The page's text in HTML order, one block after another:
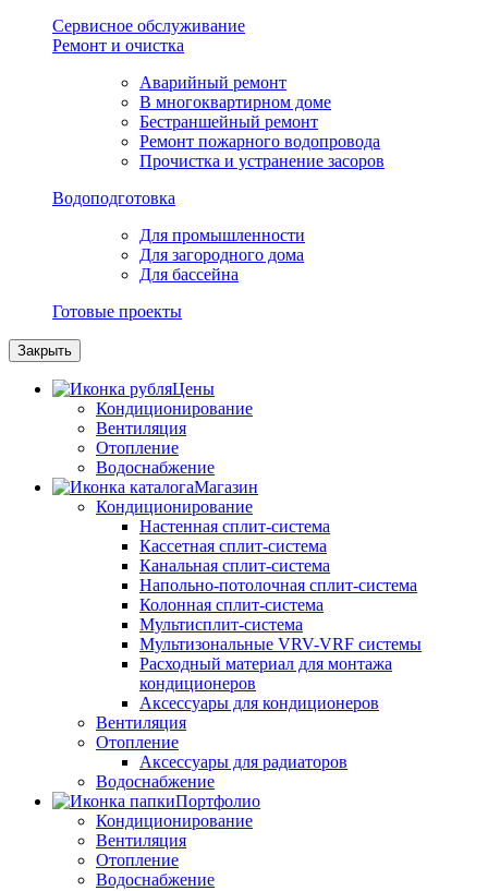
Сервисное обслуживание
Ремонт и очистка
Аварийный ремонт
В многоквартирном доме
Бестраншейный ремонт
Ремонт пожарного водопровода
Прочистка и устранение засоров
Водоподготовка
Для промышленности
Для загородного дома
Для бассейна
Готовые проекты
Закрыть
Цены
Кондиционирование
Вентиляция
Отопление
Водоснабжение
Магазин
Кондиционирование
Настенная сплит-система
Кассетная сплит-система
Канальная сплит-система
Напольно-потолочная сплит-система
Колонная сплит-система
Мультисплит-система
Мультизональные VRV-VRF системы
Расходный материал для монтажа
кондиционеров
Аксессуары для кондиционеров
Вентиляция
Отопление
Аксессуары для радиаторов
Водоснабжение
Портфолио
Кондиционирование
Вентиляция
Отопление
Водоснабжение